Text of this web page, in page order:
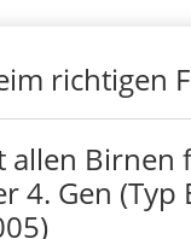
richtigen
allen Birnen
4. Gen (Typ